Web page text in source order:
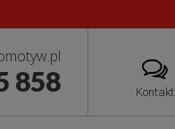
Kontakt
858